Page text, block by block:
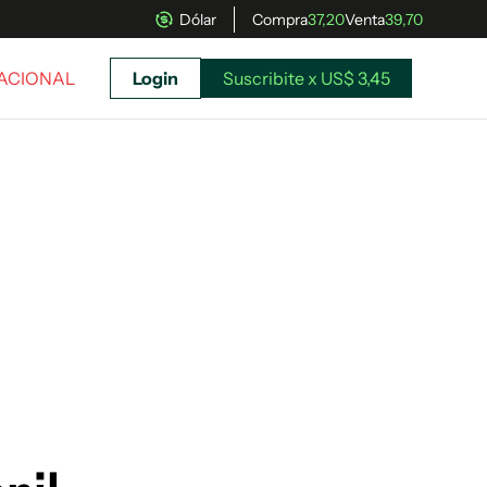
Dólar Compra37,20Venta39,70
Login Suscribite x US$ 3,45